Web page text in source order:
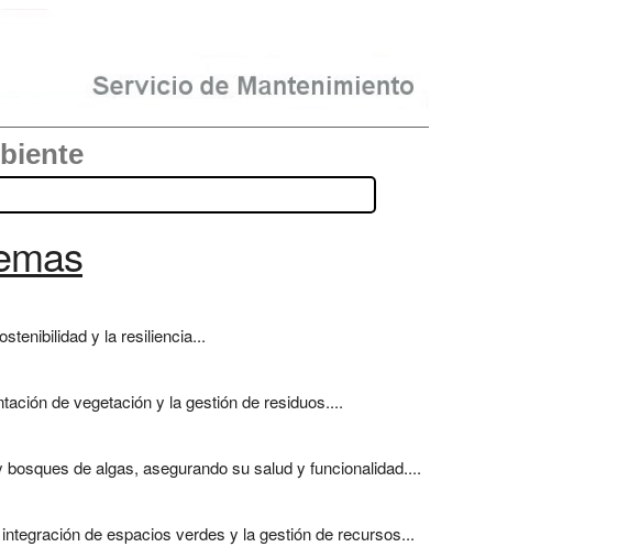
y la resiliencia...
de vegetación y la gestión de residuos....
de algas, asegurando su salud y funcionalidad....
de espacios verdes y la gestión de recursos...